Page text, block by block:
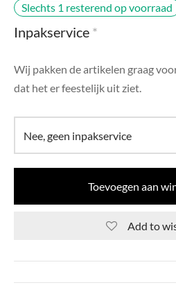
Slechts 1 resterend op voorraad
Inpakservice *
Wij pakken de artikelen graag
dat het er feestelijk uit ziet.
Toevoegen aan
Add to
Chique